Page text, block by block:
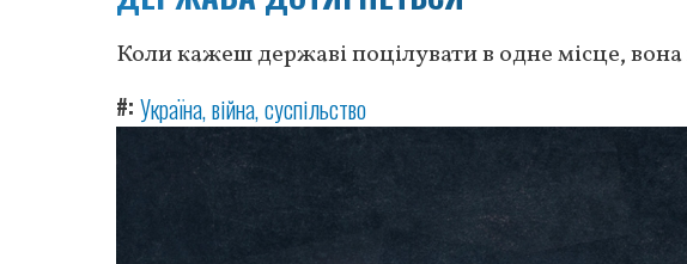
Коли кажеш державі поцілувати в одне місце,
# Україна війна суспільство